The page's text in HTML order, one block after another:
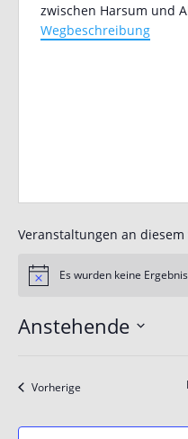
zwischen Harsum und
Wegbeschreibung
Veranstaltungen an
HinweisEs wurden keine
Anstehende
VorherigeVeranstaltungen